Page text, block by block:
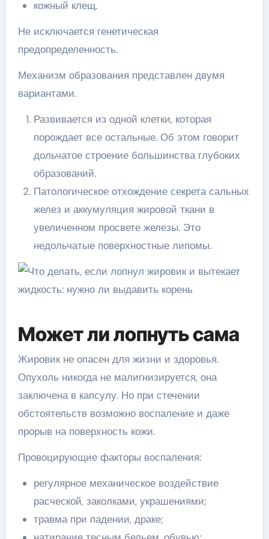
кожный клещ.
Не исключается генетическая
предопределенность.
Механизм образования представлен двумя
вариантами.
Развивается из одной клетки, которая
порождает все остальные. Об этом говорит
дольчатое строение большинства глубоких
образований.
Патологическое отхождение секрета сальных
желез и аккумуляция жировой ткани в
увеличенном просвете железы. Это
недольчатые поверхностные липомы.
Может ли лопнуть сама
Жировик не опасен для жизни и здоровья.
Опухоль никогда не малигнизируется, она
заключена в капсулу. Но при стечении
обстоятельств возможно воспаление и даже
прорыв на поверхность кожи.
Провоцирующие факторы воспаления:
регулярное механическое воздействие
расческой, заколками, украшениями;
травма при падении, драке;